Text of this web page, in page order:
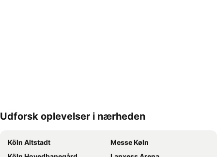
Udvid kort
Udforsk oplevelser i nærheden
Köln Altstadt
Messe Køln